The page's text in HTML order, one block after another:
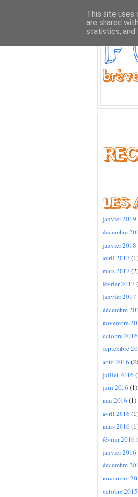
janvier 2019
décembre
janvier 2018
avril 2017 (1)
mars 2017 (2)
février 2017
janvier 2017
décembre
novembre
octobre 2016
septembre
août 2016(2)
juillet 2016
juin 2016(1)
mai 2016(1)
avril 2016(1)
mars 2016(1)
février 2016
janvier 2016
décembre
novembre
octobre 2015
This site uses
are shared
statistics, and